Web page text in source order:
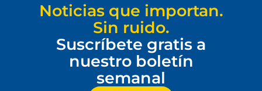
Noticias que importan.
Sin ruido.
Suscríbete gratis a
nuestro boletín
semanal